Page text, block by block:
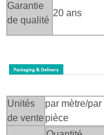
Garantie
de qualité
20 ans
Unités
de vente
par mètre/par
pièce